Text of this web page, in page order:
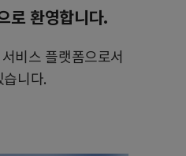
환영합니다.
비스 플랫폼으로서
니다.